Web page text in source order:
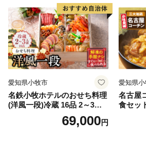
料理 小牧市 お節 冷蔵おせち
人気 新春 迎春おせち 定番お
せち 本格おせち 和洋折衷お
せち 縁起物おせち 12月31日
お届け お正月 お取り寄せ
人気 新
せち 本
縁起物
け お正
愛知県小牧市
名鉄小牧ホテルのおせち料理
(洋風一段)冷蔵 16品 2～3人
前 2027年【数量限定 お申込
期限12/15】 解凍不要 ホテル
69,000円
愛知県
名古屋
食セッ